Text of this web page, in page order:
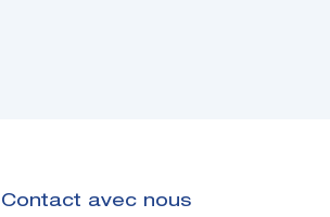
Contact avec nous